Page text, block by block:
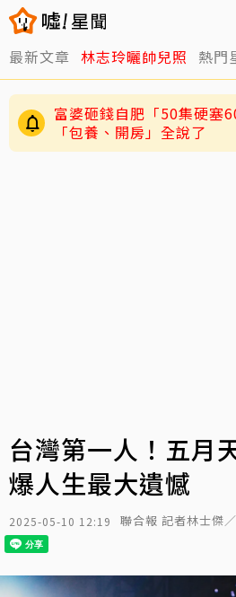
最新文章 林志玲曬帥兒照 熱門
富婆砸錢自肥「50集硬塞
「包養、開房」全說了
台灣第一人！五月
爆人生最大遺憾
2025-05-10 12:19 聯合報 記者林士傑